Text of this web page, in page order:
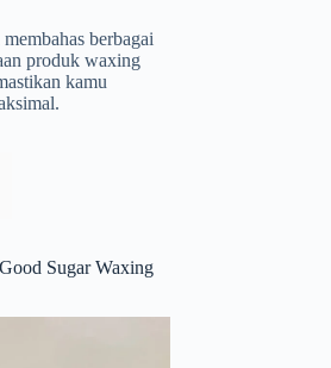
berbagai
produk waxing
kamu
Sugar Waxing